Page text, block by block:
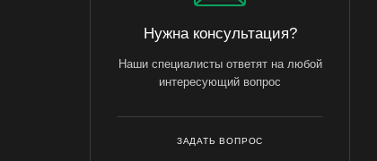
Нужна консультация?
Наши специалисты ответят на любой
интересующий вопрос
ЗАДАТЬ ВОПРОС